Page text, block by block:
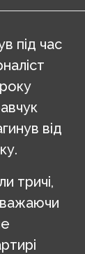
під час
від
тричі,